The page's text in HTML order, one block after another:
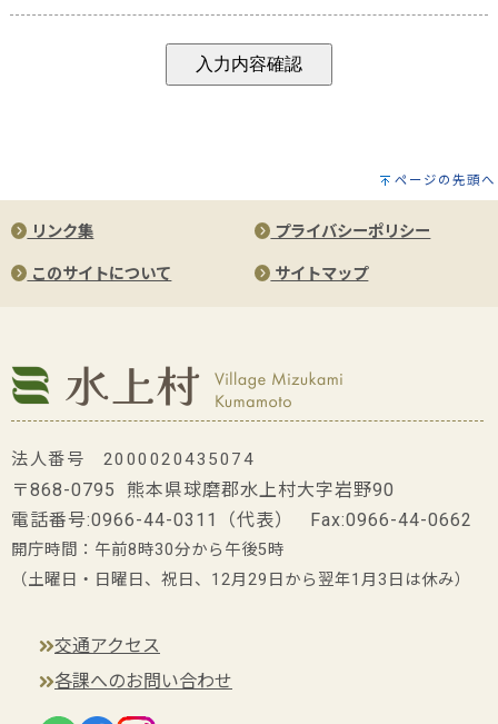
ページの先頭へ
リンク集 プライバシーポリシー
このサイトについて サイトマップ
法人番号 2000020435074
〒868-0795 熊本県球磨郡水上村大字岩野90
電話番号:0966-44-0311 （代表） Fax:0966-44-0662
開庁時間：午前8時30分から午後5時
（土曜日・日曜日、祝日、12月29日から翌年1月3日は休み）
交通アクセス
各課へのお問い合わせ